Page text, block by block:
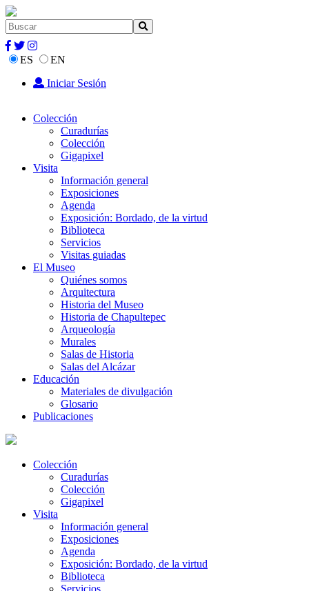
ES
EN
Iniciar Sesión
Colección
Curadurías
Colección
Gigapixel
Visita
Información general
Exposiciones
Agenda
Exposición: Bordado, de la virtud
Biblioteca
Servicios
Visitas guiadas
El Museo
Quiénes somos
Arquitectura
Historia del Museo
Historia de Chapultepec
Arqueología
Murales
Salas de Historia
Salas del Alcázar
Educación
Materiales de divulgación
Glosario
Publicaciones
Colección
Curadurías
Colección
Gigapixel
Visita
Información general
Exposiciones
Agenda
Exposición: Bordado, de la virtud
Biblioteca
Servicios